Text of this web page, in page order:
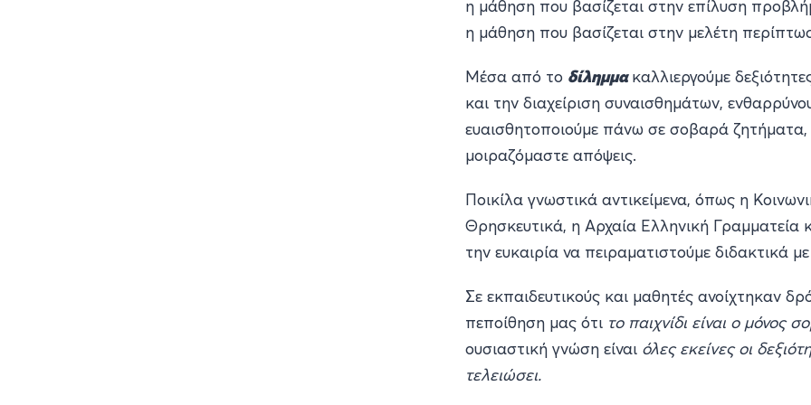
η μάθηση που βασίζεται στην επίλυση
η μάθηση που βασίζεται στην μελέτη
Μέσα από το δίλημμακαλλιεργούμε
και την διαχείριση συναισθημάτων,
ευαισθητοποιούμε πάνω σε σοβαρά
μοιραζόμαστε απόψεις.
Ποικίλα γνωστικά αντικείμενα, όπως η
Θρησκευτικά, η Αρχαία Ελληνική Γραμματεία
την ευκαιρία να πειραματιστούμε διδακτικά
Σε εκπαιδευτικούς και μαθητές ανοίχτηκαν
πεποίθηση μας ότι το παιχνίδι είναι ο μόνος
ουσιαστική γνώση είναι όλες εκείνες οι
τελειώσει.